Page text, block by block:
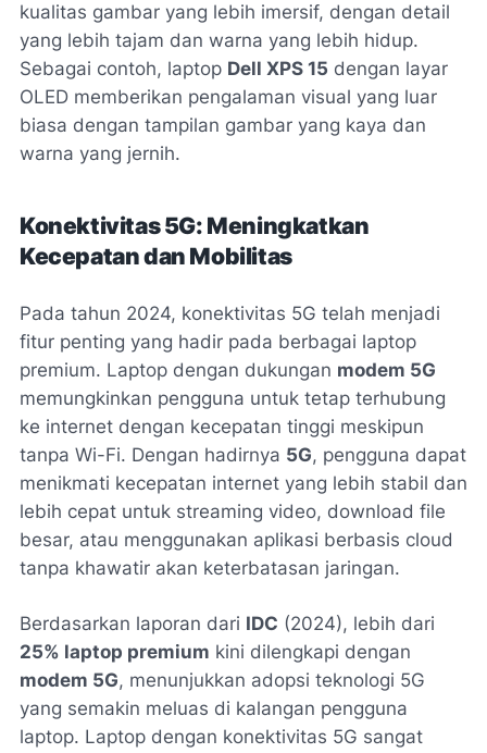
kualitas gambar yang lebih imersif, dengan detail
yang lebih tajam dan warna yang lebih hidup.
Sebagai contoh, laptop Dell XPS 15 dengan layar
OLED memberikan pengalaman visual yang luar
biasa dengan tampilan gambar yang kaya dan
warna yang jernih.
Konektivitas 5G: Meningkatkan
Kecepatan dan Mobilitas
Pada tahun 2024, konektivitas 5G telah menjadi
fitur penting yang hadir pada berbagai laptop
premium. Laptop dengan dukungan modem 5G
memungkinkan pengguna untuk tetap terhubung
ke internet dengan kecepatan tinggi meskipun
tanpa Wi-Fi. Dengan hadirnya 5G, pengguna dapat
menikmati kecepatan internet yang lebih stabil dan
lebih cepat untuk streaming video, download file
besar, atau menggunakan aplikasi berbasis cloud
tanpa khawatir akan keterbatasan jaringan.
Berdasarkan laporan dari IDC (2024), lebih dari
25% laptop premium kini dilengkapi dengan
modem 5G, menunjukkan adopsi teknologi 5G
yang semakin meluas di kalangan pengguna
laptop. Laptop dengan konektivitas 5G sangat